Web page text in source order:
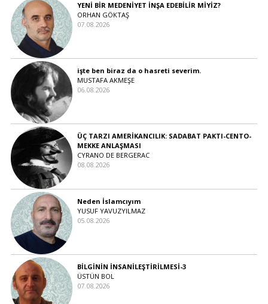
YENİ BİR MEDENİYET İNŞA EDEBİLİR MİYİZ?
ORHAN GÖKTAŞ
07.08.2026
işte ben biraz da o hasreti severim.
MUSTAFA AKMEŞE
06.08.2026
ÜÇ TARZI AMERİKANCILIK: SADABAT PAKTI-CENTO-
MEKKE ANLAŞMASI
CYRANO DE BERGERAC
08.08.2026
Neden İslamcıyım
YUSUF YAVUZYILMAZ
05.08.2026
BİLGİNİN İNSANİLEŞTİRİLMESİ-3
ÜSTÜN BOL
07.08.2026